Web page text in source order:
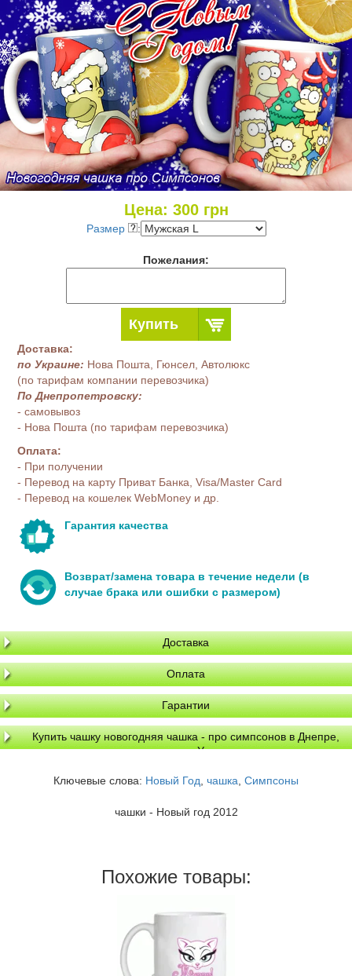
Цена: 300грн
Размер :
Пожелания:
Купить
Доставка:
по Украине: Нова Пошта, Гюнсел, Автолюкс
(по тарифам компании перевозчика)
По Днепропетровску:
- самовывоз
- Нова Пошта (по тарифам перевозчика)
Оплата:
- При получении
- Перевод на карту Приват Банка, Visa/Master Card
- Перевод на кошелек WebMoney и др.
Гарантия качества
Возврат/замена товара в течение недели (в
случае брака или ошибки с размером)
Доставка
Оплата
Гарантии
Купить чашку новогодняя чашка - про симпсонов в Днепре,
доставка по Украине
Ключевые слова: Новый Год чашка Симпсоны
чашки - Новый год 2012
Похожие товары: